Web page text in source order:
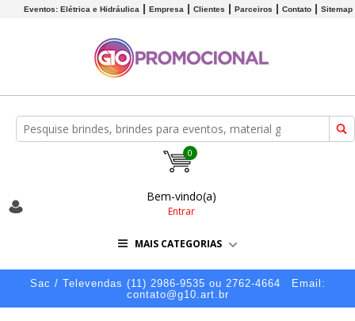
Eventos: Elétrica e Hidráulica Empresa Clientes Parceiros Contato Sitemap
0
Bem-vindo(a)
Entrar
MAIS CATEGORIAS
Sac / Televendas (11) 2986-9535 ou 2762-4664
Email:
contato@g10.art.br